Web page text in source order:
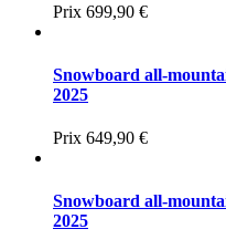
Prix 699,90 €
Snowboard all-
2025
Prix 649,90 €
Snowboard all-
2025